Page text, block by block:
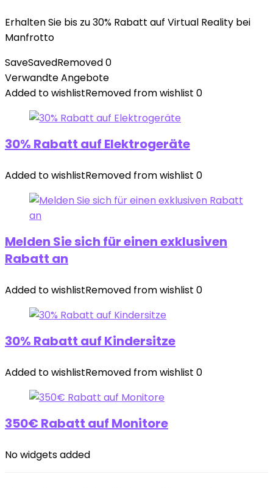
Erhalten Sie bis zu 30% Rabatt auf Virtual Reality bei
Manfrotto
SaveSavedRemoved0
Verwandte Angebote
Added to wishlistRemoved from wishlist 0
30% Rabatt auf Elektrogeräte
Added to wishlistRemoved from wishlist 0
Melden Sie sich für einen exklusiven
Rabatt an
Added to wishlistRemoved from wishlist 0
30% Rabatt auf Kindersitze
Added to wishlistRemoved from wishlist 0
350€ Rabatt auf Monitore
No widgets added